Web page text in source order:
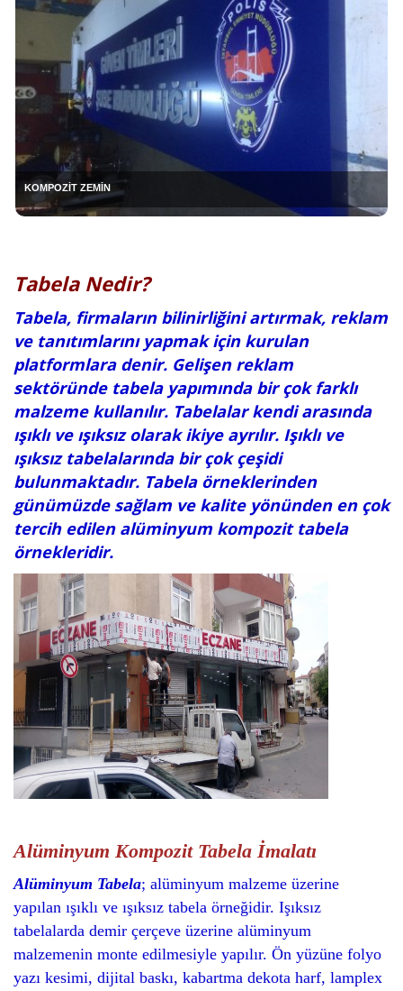
KOMPOZİT ZEMİN
Tabela Nedir?
Tabela, firmaların bilinirliğini artırmak, reklam
ve tanıtımlarını yapmak için kurulan
platformlara denir. Gelişen reklam
sektöründe tabela yapımında bir çok farklı
malzeme kullanılır. Tabelalar kendi arasında
ışıklı ve ışıksız olarak ikiye ayrılır. Işıklı ve
ışıksız tabelalarında bir çok çeşidi
bulunmaktadır. Tabela örneklerinden
günümüzde sağlam ve kalite yönünden en çok
tercih edilen alüminyum kompozit tabela
örnekleridir.
Alüminyum Kompozit Tabela İmalatı
Alüminyum Tabela; alüminyum malzeme üzerine
yapılan ışıklı ve ışıksız tabela örneğidir. Işıksız
tabelalarda demir çerçeve üzerine alüminyum
malzemenin monte edilmesiyle yapılır. Ön yüzüne folyo
yazı kesimi, dijital baskı, kabartma dekota harf, lamplex